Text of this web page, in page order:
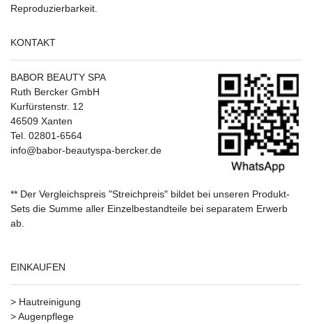
Reproduzierbarkeit.
KONTAKT
BABOR BEAUTY SPA
Ruth Bercker GmbH
Kurfürstenstr. 12
46509 Xanten
Tel. 02801-6564
info@babor-beautyspa-bercker.de
** Der Vergleichspreis "Streichpreis" bildet bei unseren Produkt-
Sets die Summe aller Einzelbestandteile bei separatem Erwerb
ab.
EINKAUFEN
> Hautreinigung
>Augenpflege